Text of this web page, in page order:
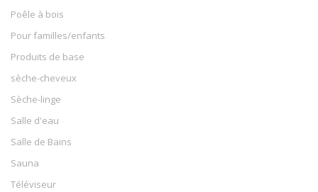
Poêle à bois
Pour familles/enfants
Produits de base
sèche-cheveux
Sèche-linge
Salle d'eau
Salle de Bains
Sauna
Téléviseur